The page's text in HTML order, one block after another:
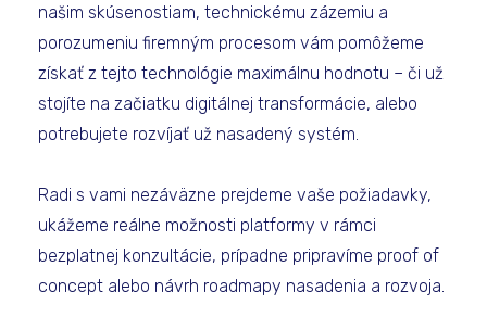
našim skúsenostiam, technickému zázemiu a
porozumeniu firemným procesom vám pomôžeme
získať z tejto technológie maximálnu hodnotu – či už
stojíte na začiatku digitálnej transformácie, alebo
potrebujete rozvíjať už nasadený systém.
Radi s vami nezáväzne prejdeme vaše požiadavky,
ukážeme reálne možnosti platformy v rámci
bezplatnej konzultácie, prípadne pripravíme proof of
concept alebo návrh roadmapy nasadenia a rozvoja.